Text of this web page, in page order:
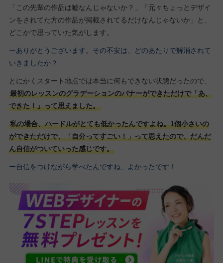
「この先輩の作品は嘘なんじゃないか？」「元々ちょっとデザイ
ンをされてた方の作品が掲載されてるだけなんじゃないか」と、
どこかで思っていた気がします。
ーありがとうございます。その不安は、どのあたりで解消されて
いきましたか？
とにかくスタート地点では本当に何もできない状態だったので、
最初のレッスンのグラデーションのバナーができただけで「あ、
できた！」って思えました。
私の場合、ハードルがとても低かったんですよね。1個小さいの
ができただけで、「自分ってすごい！」って思えたので、だんだ
ん自信がついていった感じです。
ー自信をつけながら学べたんですね、よかったです！